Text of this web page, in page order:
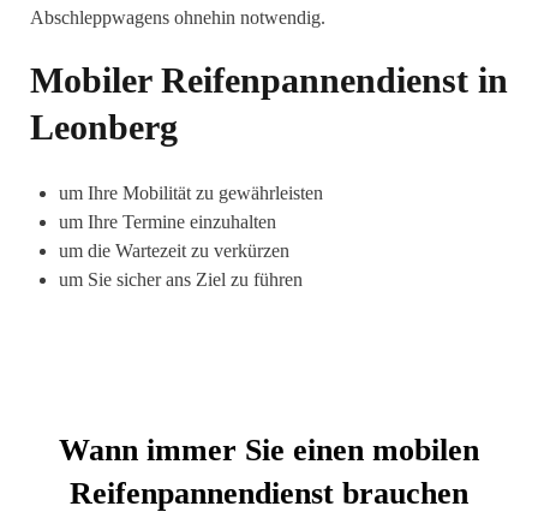
Abschleppwagens ohnehin notwendig.
Mobiler Reifenpannendienst in
Leonberg
um Ihre Mobilität zu gewährleisten
um Ihre Termine einzuhalten
um die Wartezeit zu verkürzen
um Sie sicher ans Ziel zu führen
Wann immer Sie einen mobilen
Reifenpannendienst brauchen